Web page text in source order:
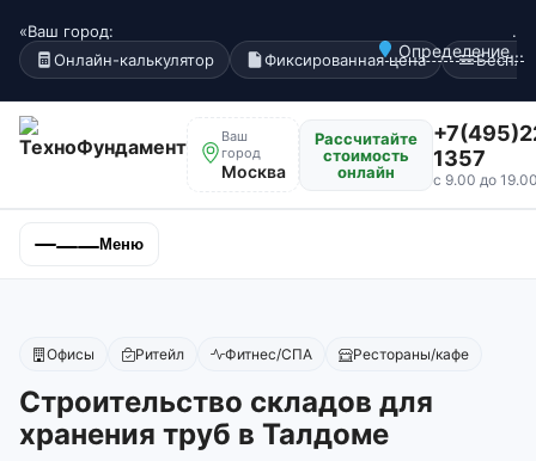
«Ваш город:
Определение...
.
Онлайн-калькулятор
Фиксированная цена
Ваш
город
Москва
Рассчитайте
стоимость
онлайн
1357
с 9.00 до
Меню
Офисы Ритейл Фитнес/СПА Рестораны/кафе
Строительство складов для
хранения труб в Талдоме